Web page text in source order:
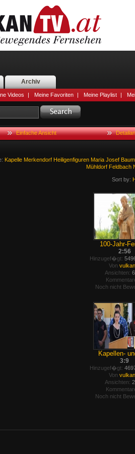
Archiv
Videos | Meine Favoriten | Meine Playlist |
Einfache Ansicht
Kapelle Merkendorf Heiligenfiguren Maria Josef Baum
Mühldorf Feldbach
Sort by:
100-Jahr-
2:56
Hinzugef�gt:
Von
Ansichten:
Noch nicht
Kapellen-
3:9
Hinzugef�gt:
Von
Ansichten:
Noch nicht